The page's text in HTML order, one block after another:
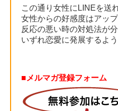
この通り女性にLINEを送
女性からの好感度はアップ
反応の悪い時の対処法が分
いずれ恋愛に発展するよう
■メルマガ登録フォーム